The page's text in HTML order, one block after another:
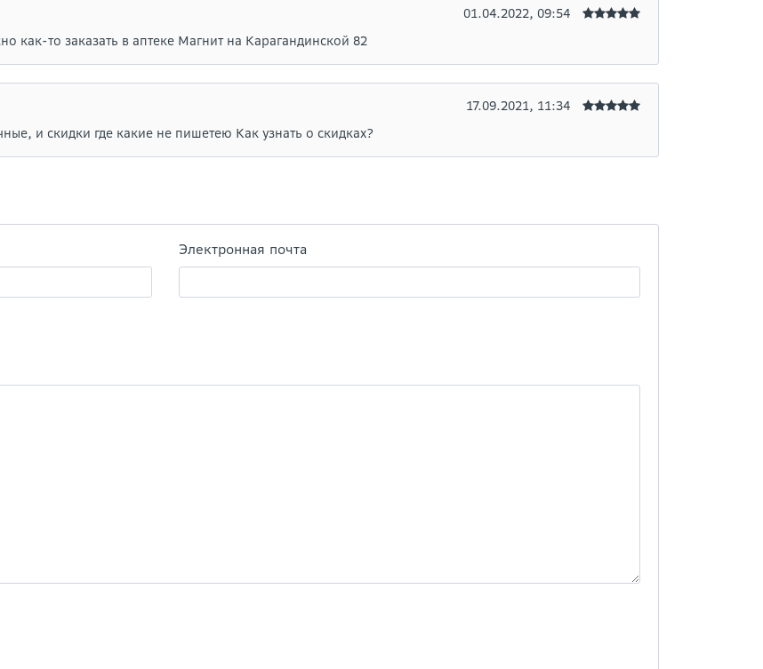
01.04.2022, 09:54
как-то заказать в аптеке Магнит на Карагандинской 82
17.09.2021, 11:34
и скидки где какие не пишетею Как узнать о скидках?
Электронная почта